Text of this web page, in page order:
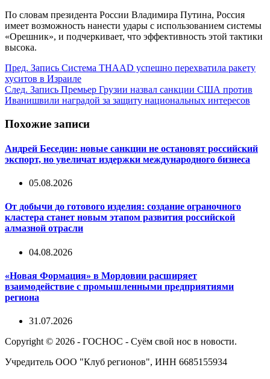
По словам президента России Владимира Путина, Россия
имеет возможность нанести удары с использованием системы
«Орешник», и подчеркивает, что эффективность этой тактики
высока.
Пред. Запись Система THAAD успешно перехватила ракету
хуситов в Израиле
След. Запись Премьер Грузии назвал санкции США против
Иванишвили наградой за защиту национальных интересов
Похожие записи
Андрей Беседин: новые санкции не остановят российский
экспорт, но увеличат издержки международного бизнеса
05.08.2026
От добычи до готового изделия: создание ограночного
кластера станет новым этапом развития российской
алмазной отрасли
04.08.2026
«Новая Формация» в Мордовии расширяет
взаимодействие с промышленными предприятиями
региона
31.07.2026
Copyright © 2026 - ГОСНОС - Суём свой нос в новости.
Учредитель ООО "Клуб регионов", ИНН 6685155934